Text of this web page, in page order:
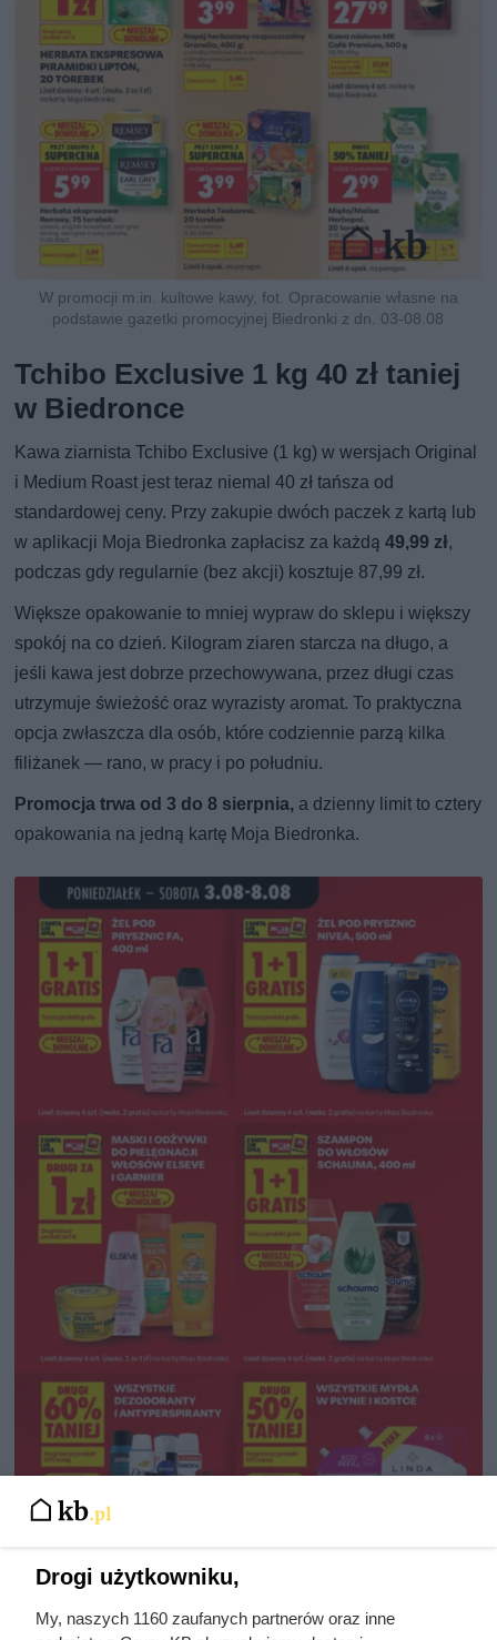
W promocji m.in. kultowe kawy, fot. Opracowanie własne na
podstawie gazetki promocyjnej Biedronki z dn. 03-08.08
Tchibo Exclusive 1 kg 40 zł taniej
w Biedronce
Kawa ziarnista Tchibo Exclusive (1 kg) w wersjach Original
i Medium Roast jest teraz niemal 40 zł tańsza od
standardowej ceny. Przy zakupie dwóch paczek z kartą lub
w aplikacji Moja Biedronka zapłacisz za każdą49,99 zł,
podczas gdy regularnie (bez akcji) kosztuje 87,99 zł.
Większe opakowanie to mniej wypraw do sklepu i większy
spokój na co dzień. Kilogram ziaren starcza na długo, a
jeśli kawa jest dobrze przechowywana, przez długi czas
utrzymuje świeżość oraz wyrazisty aromat. To praktyczna
opcja zwłaszcza dla osób, które codziennie parzą kilka
filiżanek — rano, w pracy i po południu.
Promocja trwa od 3 do 8 sierpnia, a dzienny limit to cztery
opakowania na jedną kartę Moja Biedronka.
Duże obniżki cen produktów do pielęgnacji włosów i ciała, fot.
Drogi użytkowniku,
My, naszych 1160 zaufanych partnerów oraz inne